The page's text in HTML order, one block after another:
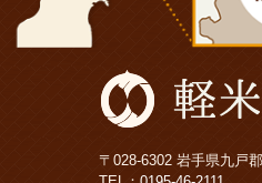
〒028-6302 岩手県九戸